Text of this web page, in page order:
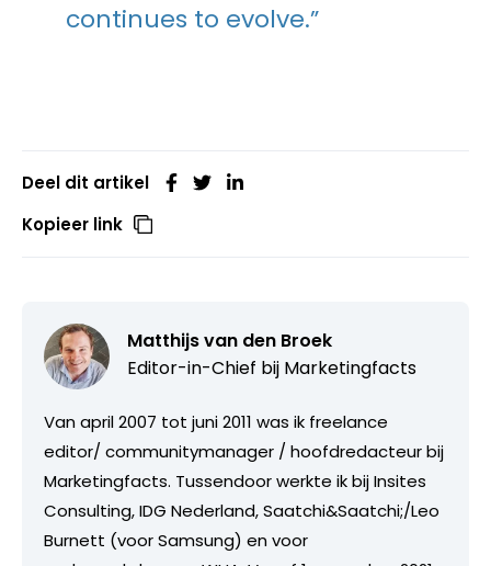
continues to evolve.”
Deel dit artikel
Kopieer link
Matthijs van den Broek
Editor-in-Chief bij Marketingfacts
Van april 2007 tot juni 2011 was ik freelance
editor/ communitymanager / hoofdredacteur bij
Marketingfacts. Tussendoor werkte ik bij Insites
Consulting, IDG Nederland, Saatchi&Saatchi;/Leo
Burnett (voor Samsung) en voor